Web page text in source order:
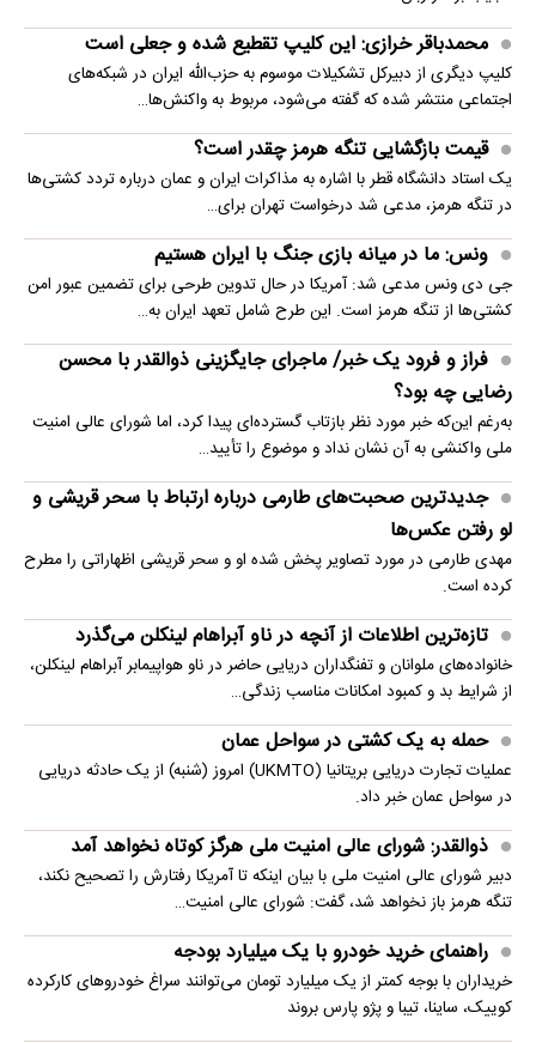
محمدباقر خرازی: این کلیپ تقطیع شده و جعلی است
کلیپ دیگری از دبیرکل تشکیلات موسوم به حزب‌الله ایران در شبکه‌های
اجتماعی منتشر شده که گفته می‌شود، مربوط به واکنش‌ها…
قیمت بازگشایی تنگه هرمز چقدر است؟
یک استاد دانشگاه قطر با اشاره به مذاکرات ایران و عمان درباره تردد کشتی‌ها
در تنگه هرمز، مدعی شد درخواست تهران برای…
ونس: ما در میانه بازی جنگ با ایران هستیم
جی دی ونس مدعی شد: آمریکا در حال تدوین طرحی برای تضمین عبور امن
کشتی‌ها از تنگه هرمز است. این طرح شامل تعهد ایران به…
فراز و فرود یک خبر/ ماجرای جایگزینی ذوالقدر با محسن
رضایی چه بود؟
به‌رغم این‌که خبر مورد نظر بازتاب گسترده‌ای پیدا کرد، اما شورای عالی امنیت
ملی واکنشی به آن نشان نداد و موضوع را تأیید…
جدیدترین صحبت‌های طارمی درباره ارتباط با سحر قریشی و
لو رفتن عکس‌ها
مهدی طارمی در مورد تصاویر پخش شده او و سحر قریشی اظهاراتی را مطرح
کرده است.
تازه‌ترین اطلاعات از آنچه در ناو آبراهام لینکلن می‌گذرد
خانواده‌های ملوانان و تفنگداران دریایی حاضر در ناو هواپیمابر آبراهام لینکلن،
از شرایط بد و کمبود امکانات مناسب زندگی…
حمله به یک کشتی در سواحل عمان
عملیات تجارت دریایی بریتانیا (UKMTO) امروز (شنبه) از یک حادثه دریایی
در سواحل عمان خبر داد.
ذوالقدر: شورای عالی امنیت ملی هرگز کوتاه نخواهد آمد
دبیر شورای عالی امنیت ملی با بیان اینکه تا آمریکا رفتارش را تصحیح نکند،
تنگه هرمز باز نخواهد شد، گفت: شورای عالی امنیت…
راهنمای خرید خودرو با یک میلیارد بودجه
خریداران با بوجه کمتر از یک میلیارد تومان می‌توانند سراغ خودروهای کارکرده
کوییک، ساینا، تیبا و پژو پارس بروند